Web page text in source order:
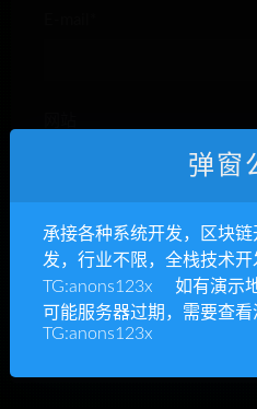
下次发表评论时，请在此浏
弹窗
承接各种系统开发，区块
发，行业不限，全栈技术
TG:anons123x 如有演示
可能服务器过期，需要查看
TG:anons123x